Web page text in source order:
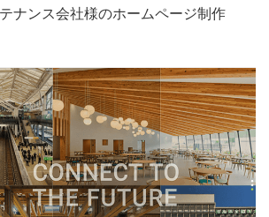
ナンス会社様のホームページ制作